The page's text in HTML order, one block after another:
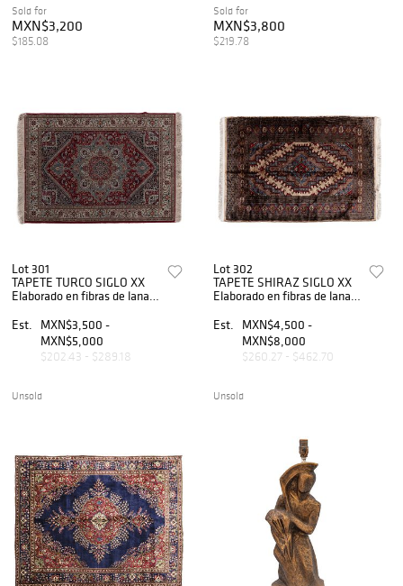
Sold for
MXN$3,200
$185.08
Sold for
MXN$3,800
$219.78
Lot 301
TAPETE TURCO SIGLO XX
Elaborado en fibras de lana y
medallón central y orla
geométrica 168x120 cm.
Marc...
Est.
MXN$3,500 -
MXN$5,000
$202.43 - $289.18
Unsold
Lot 302
TAPETE SHIRAZ SIGLO XX
Elaborado en fibras de lana,
con diseño geométrico y
firma 185x125 cm. Ma...
Est.
MXN$4,500 -
MXN$8,000
$260.27 - $462.70
Unsold